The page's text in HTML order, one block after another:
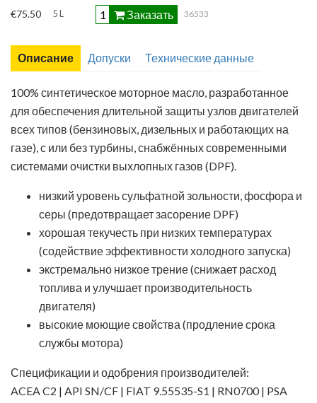
€75.50 5 L Заказать 36533
Описание Допуски Технические данные
100% синтетическое моторное масло, разработанное
для обеспечения длительной защиты узлов двигателей
всех типов (бензиновых, дизельных и работающих на
газе), с или без турбины, снабжённых современными
системами очистки выхлопных газов (DPF).
низкий уровень сульфатной зольности, фосфора и
серы (предотвращает засорение DPF)
хорошая текучесть при низких температурах
(содействие эффективности холодного запуска)
экстремально низкое трение (снижает расход
топлива и улучшает производительность
двигателя)
высокие моющие свойства (продление срока
службы мотора)
Спецификации и одобрения производителей:
ACEA C2 | API SN/CF | FIAT 9.55535-S1 | RN0700 | PSA
Лист технических данных
Паспорт безопасности химической продукции